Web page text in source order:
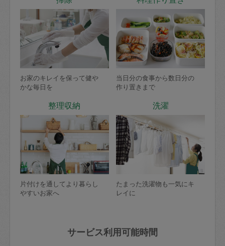
お家のキレイを保って健や
かな毎日を
当日分の食事から数日分の
作り置きまで
整理収納
片付けを通してより暮らし
やすいお家へ
洗濯
たまった洗濯物も一気にキ
レイに
サービス利用可能時間